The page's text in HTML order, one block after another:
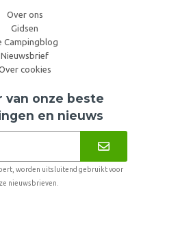
Over ons
Gidsen
Campingblog
Nieuwsbrief
cookies
van onze beste
en nieuws
worden uitsluitend gebruikt voor
nieuwsbrieven.